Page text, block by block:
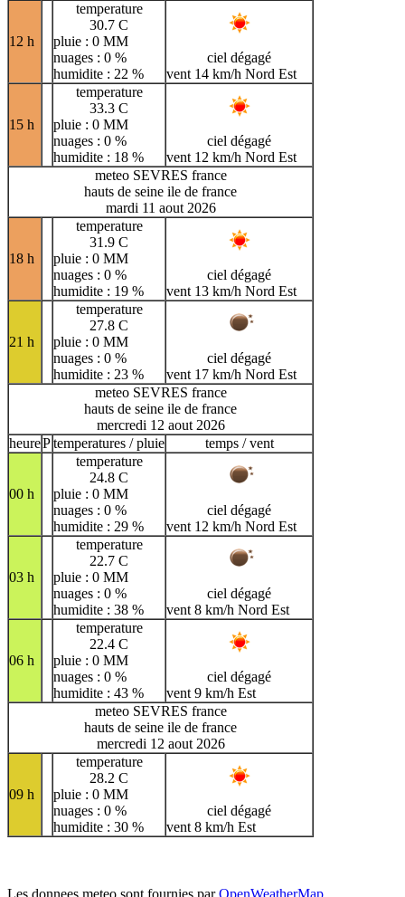
12 h
temperature
30.7 C
pluie : 0 MM
nuages : 0 %
humidite : 22 %
ciel dégagé
vent 14 km/h Nord Est
15 h
temperature
33.3 C
pluie : 0 MM
nuages : 0 %
humidite : 18 %
ciel dégagé
vent 12 km/h Nord Est
meteo SEVRES france
hauts de seine ile de france
mardi 11 aout 2026
18 h
temperature
31.9 C
pluie : 0 MM
nuages : 0 %
humidite : 19 %
ciel dégagé
vent 13 km/h Nord Est
21 h
temperature
27.8 C
pluie : 0 MM
nuages : 0 %
humidite : 23 %
ciel dégagé
vent 17 km/h Nord Est
meteo SEVRES france
hauts de seine ile de france
mercredi 12 aout 2026
heurePtemperatures / pluie temps / vent
00 h
temperature
24.8 C
pluie : 0 MM
nuages : 0 %
humidite : 29 %
ciel dégagé
vent 12 km/h Nord Est
03 h
temperature
22.7 C
pluie : 0 MM
nuages : 0 %
humidite : 38 %
ciel dégagé
vent 8 km/h Nord Est
06 h
temperature
22.4 C
pluie : 0 MM
nuages : 0 %
humidite : 43 %
ciel dégagé
vent 9 km/h Est
meteo SEVRES france
hauts de seine ile de france
mercredi 12 aout 2026
09 h
temperature
28.2 C
pluie : 0 MM
nuages : 0 %
humidite : 30 %
ciel dégagé
vent 8 km/h Est
Les donnees meteo sont fournies parOpenWeatherMap